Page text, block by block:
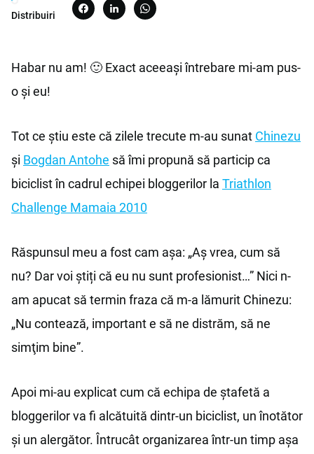
Distribuiri
Habar nu am! 🙂 Exact aceeași întrebare mi-am pus-
o și eu!
Tot ce știu este că zilele trecute m-au sunat Chinezu
și Bogdan Antohe să îmi propună să particip ca
biciclist în cadrul echipei bloggerilor la Triathlon
Challenge Mamaia 2010
Răspunsul meu a fost cam așa: „Aş vrea, cum să
nu? Dar voi știți că eu nu sunt profesionist…” Nici n-
am apucat să termin fraza că m-a lămurit Chinezu:
„Nu contează, important e să ne distrăm, să ne
simţim bine”.
Apoi mi-au explicat cum că echipa de ștafetă a
bloggerilor va fi alcătuită dintr-un biciclist, un înotător
și un alergător. Întrucât organizarea într-un timp așa